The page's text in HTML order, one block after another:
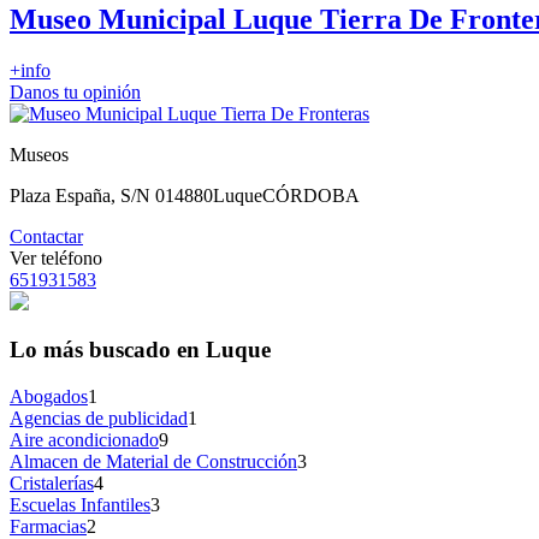
Museo Municipal Luque Tierra De
+info
Danos tu opinión
Museos
Plaza España, S/N 014880LuqueCÓRDOBA
Contactar
Ver teléfono
651931583
Lo más buscado en Luque
Abogados1
Agencias de publicidad1
Aire acondicionado9
Almacen de Material de Construcción3
Cristalerías4
Escuelas Infantiles3
Farmacias2